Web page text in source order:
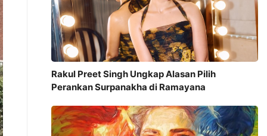
Rakul Preet Singh Ungkap Alasan Pilih
Perankan Surpanakha di Ramayana